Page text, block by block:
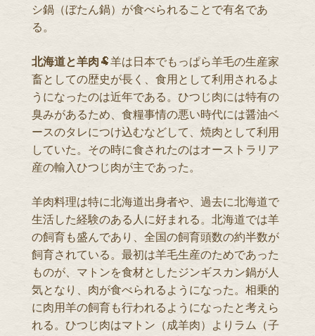
シ鍋（ぼたん鍋）が食べられることで有名であ
る。
北海道と羊肉 🐏羊は日本でもっぱら羊毛の生産家
畜としての歴史が長く、食用として利用されるよ
うになったのは近年である。ひつじ肉には特有の
臭みがあるため、食糧事情の悪い時代には醤油ベ
ースのタレにつけ込むなどして、焼肉として利用
していた。その時に食されたのはオーストラリア
産の輸入ひつじ肉が主であった。
羊肉料理は特に北海道出身者や、過去に北海道で
生活した経験のある人に好まれる。北海道では羊
の飼育も盛んであり、全国の飼育頭数の約半数が
飼育されている。最初は羊毛生産のためであった
ものが、マトンを食材としたジンギスカン鍋が人
気となり、肉が食べられるようになった。相乗的
に肉用羊の飼育も行われるようになったと考えら
れる。ひつじ肉はマトン（成羊肉）よりラム（子